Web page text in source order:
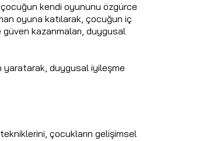
kendi oyununu özgürce
oyuna katılarak, çocuğun iç
güven kazanmaları, duygusal
yaratarak, duygusal iyileşme
çocukların gelişimsel